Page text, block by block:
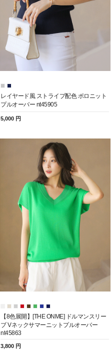
レイヤード風 ストライプ配色 ポロニット
プルオーバー nt45905
5,000 円
【8色展開】[THE ONME] ドルマンスリー
ブ Vネックサマーニットプルオーバー
nt45863
3,800 円